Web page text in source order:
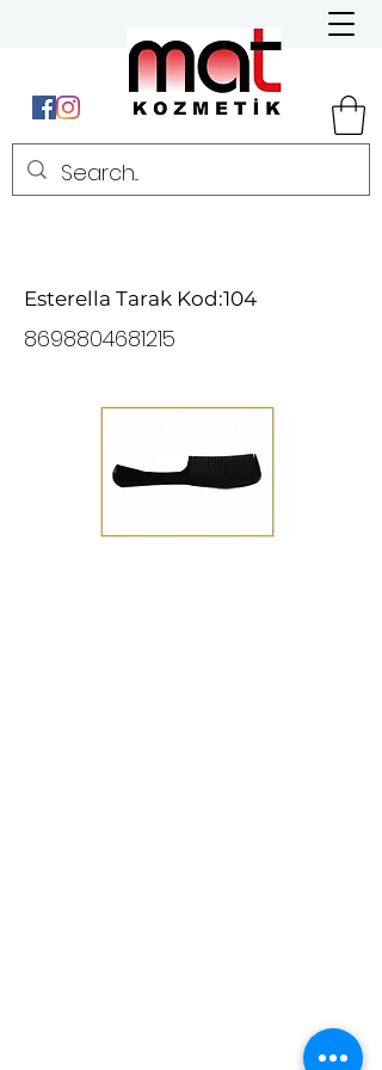
Esterella Tarak Kod:104
8698804681215